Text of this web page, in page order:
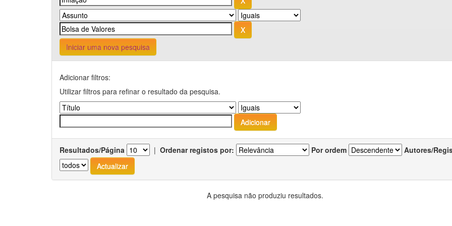
Iniciar uma nova pesquisa
Adicionar filtros:
Utilizar filtros para refinar o resultado da pesquisa.
Resultados/Página | Ordenar registos por: Por ordem Autores/
A pesquisa não produziu resultados.